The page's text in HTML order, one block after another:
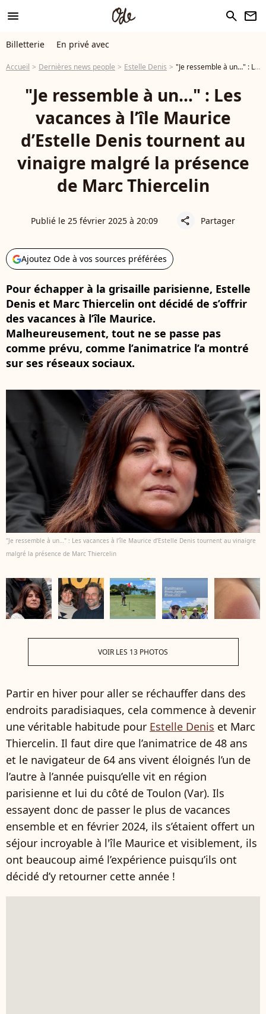
menu search newsletter
Billetterie En privé avec
Accueil Dernières news people Estelle Denis "Je ressemble à un…" : Les vacances à l’île Maurice d’Estelle Denis tournent au vinaigre malgré la présence de Marc Thiercelin
"Je ressemble à un…" : Les
vacances à l’île Maurice
d’Estelle Denis tournent au
vinaigre malgré la présence
de Marc Thiercelin
Publié le 25 février 2025 à 20:09 share Partager
Ajoutez Ode à vos sources préférées
Pour échapper à la grisaille parisienne, Estelle
Denis et Marc Thiercelin ont décidé de s’offrir
des vacances à l’île Maurice.
Malheureusement, tout ne se passe pas
comme prévu, comme l’animatrice l’a montré
sur ses réseaux sociaux.
"Je ressemble à un…" : Les vacances à l’île Maurice d’Estelle Denis tournent au vinaigre
malgré la présence de Marc Thiercelin
VOIR LES 13 PHOTOS
Partir en hiver pour aller se réchauffer dans des
endroits paradisiaques, cela commence à devenir
une véritable habitude pour Estelle Denis et Marc
Thiercelin. Il faut dire que l’animatrice de 48 ans
et le navigateur de 64 ans vivent éloignés l’un de
l’autre à l’année puisqu’elle vit en région
parisienne et lui du côté de Toulon (Var). Ils
essayent donc de passer le plus de vacances
ensemble et en février 2024, ils s’étaient offert un
séjour incroyable à l'île Maurice et visiblement, ils
ont beaucoup aimé l’expérience puisqu’ils ont
décidé d’y retourner cette année !